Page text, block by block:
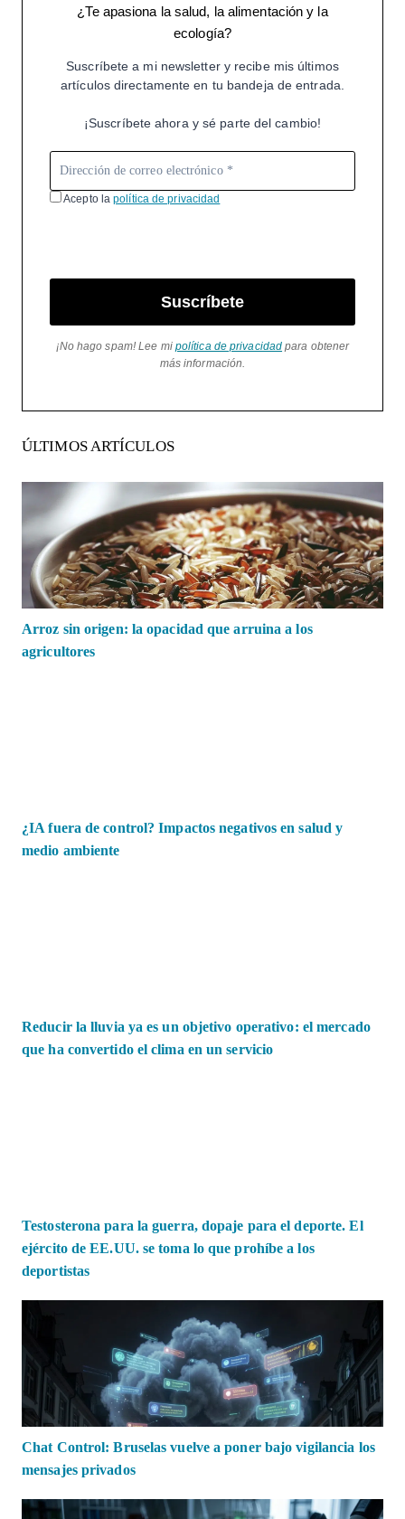
¿Te apasiona la salud, la alimentación y la
ecología?
Suscríbete a mi newsletter y recibe mis últimos
artículos directamente en tu bandeja de entrada.
¡Suscríbete ahora y sé parte del cambio!
Acepto lapolítica de privacidad
Suscríbete
¡No hago spam! Lee mi política de privacidad para obtener
más información.
ÚLTIMOS ARTÍCULOS
Arroz sin origen: la opacidad que arruina a los
agricultores
¿IA fuera de control? Impactos negativos en salud y
medio ambiente
Reducir la lluvia ya es un objetivo operativo: el mercado
que ha convertido el clima en un servicio
Testosterona para la guerra, dopaje para el deporte. El
ejército de EE.UU. se toma lo que prohíbe a los
deportistas
Chat Control: Bruselas vuelve a poner bajo vigilancia los
mensajes privados